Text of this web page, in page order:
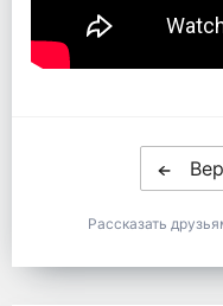
Рассказать